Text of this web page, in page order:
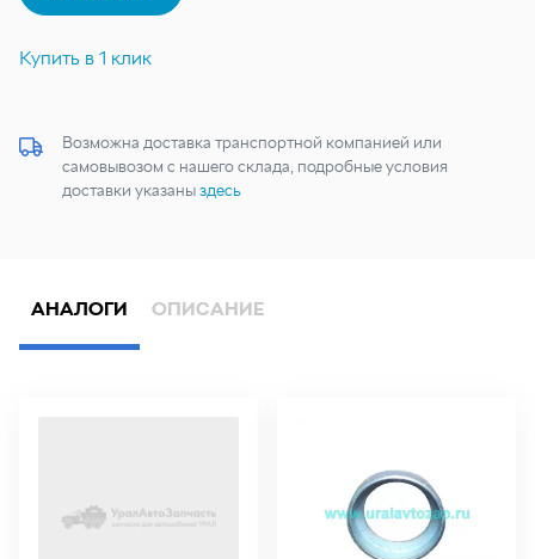
Купить в 1 клик
Возможна доставка транспортной компанией или
самовывозом с нашего склада, подробные условия
доставки указаныздесь
АНАЛОГИ ОПИСАНИЕ